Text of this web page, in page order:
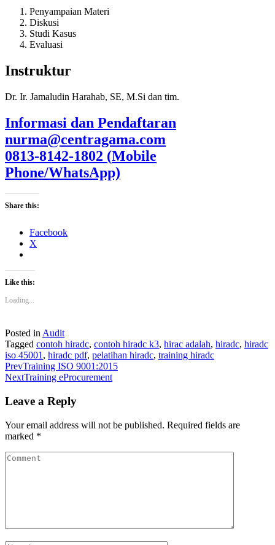
Penyampaian Materi
Diskusi
Studi Kasus
Evaluasi
Instruktur
Dr. Ir. Jamaludin Harahab, SE, M.Si dan tim.
Informasi dan Pendaftaran
nurma@centragama.com
0813-8142-1802 (Mobile
Phone/WhatsApp)
Share this:
Facebook
X
Like this:
Loading...
Posted in Audit
Tagged contoh hiradc, contoh hiradc k3, hirac adalah, hiradc, hiradc
iso 45001 , hiradc pdf, pelatihan hiradc, training hiradc
PrevTraining ISO 9001:2015
NextTraining eProcurement
Leave a Reply
Your email address will not be published. Required fields are
marked *